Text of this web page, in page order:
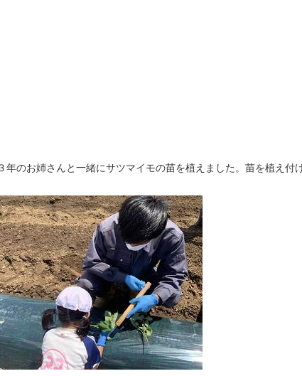
のお姉さんと一緒にサツマイモの苗を植えました。苗を植え